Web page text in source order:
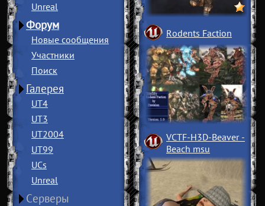
Unreal
Форум
Новые сообщения
Участники
Поиск
Галерея
UT4
UT3
UT2004
UT99
UCs
Unreal
Серверы
Rodents Faction
VCTF-H3D-Beaver ­
Beach msu